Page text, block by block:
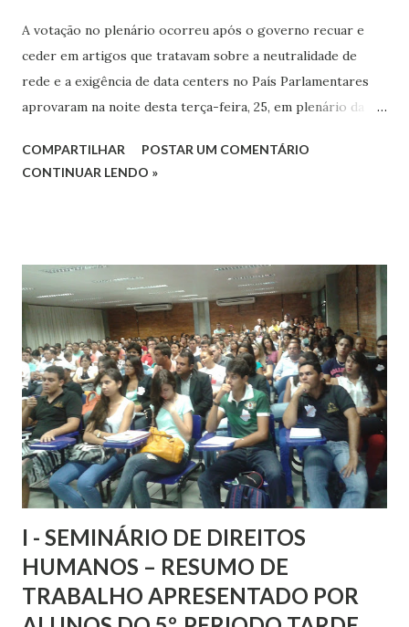
A votação no plenário ocorreu após o governo recuar e
ceder em artigos que tratavam sobre a neutralidade de
rede e a exigência de data centers no País Parlamentares
aprovaram na noite desta terça-feira, 25, em plenário da
será enviada para análise no senado. Apenas o Partido
deputado Alessandro Molon (PT-RJ), após acordo com
partidos da base aliada. Molon apresentou as alterações em
plenário momentos antes da votação. Em relação à
neutralidade, no texto aprovado ficou mantido o
entendimento do governo que prevê que o responsável
pela transmissão, comutação ou roteamento tem o dever
de tratar de forma isonômica quaisquer pacotes de dados,
sem distinção por conteúdo, origem e destino. Esse ponto
fo...
COMPARTILHAR
POSTAR UM COMENTÁRIO
CONTINUAR LENDO »
I - SEMINÁRIO DE DIREITOS
HUMANOS – RESUMO DE
TRABALHO APRESENTADO POR